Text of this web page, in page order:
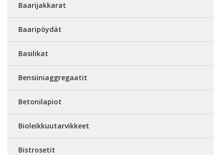
Baarijakkarat
Baaripöydät
Basilikat
Bensiiniaggregaatit
Betonilapiot
Bioleikkuutarvikkeet
Bistrosetit